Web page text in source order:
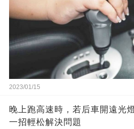
2023/01/15
晚上跑高速時，若后車開遠光
一招輕松解決問題